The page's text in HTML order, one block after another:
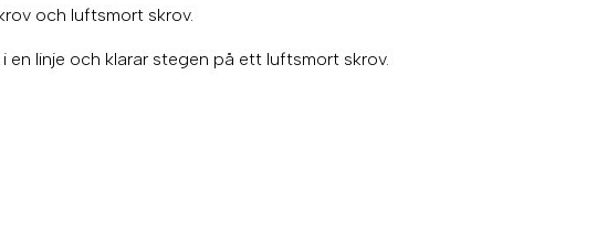
och luftsmort skrov.
en linje och klarar stegen på ett luftsmort skrov.